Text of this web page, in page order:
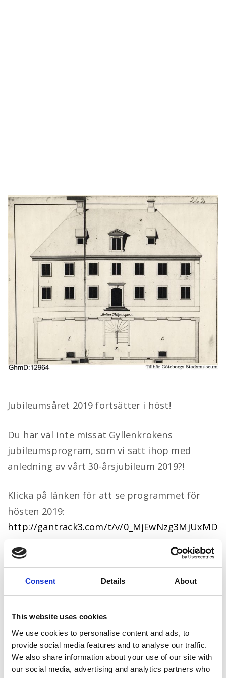
Consent Details About
This website uses cookies
We use cookies to personalise content and ads, to
provide social media features and to analyse our traffic.
We also share information about your use of our site with
our social media, advertising and analytics partners who
Jubileumshösten 2019
På
Publicerad
på
8 augusti, 2019avwinternettillNyhet
Stiftelsen
Jubileumsåret 2019 fortsätter i höst!
Du har väl inte missat Gyllenkrokens
jubileumsprogram, som vi satt ihop med
anledning av vårt 30-årsjubileum 2019?!
Klicka på länken för att se programmet för
hösten 2019:
http://gantrack3.com/t/v/0_MjEwNzg3MjUxMD